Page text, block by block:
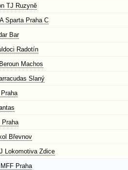
TJ Ruzyně
Sparta Praha C
Bar
Radotín
Machos
Slaný
Břevnov
Lokomotiva Zdice
Praha